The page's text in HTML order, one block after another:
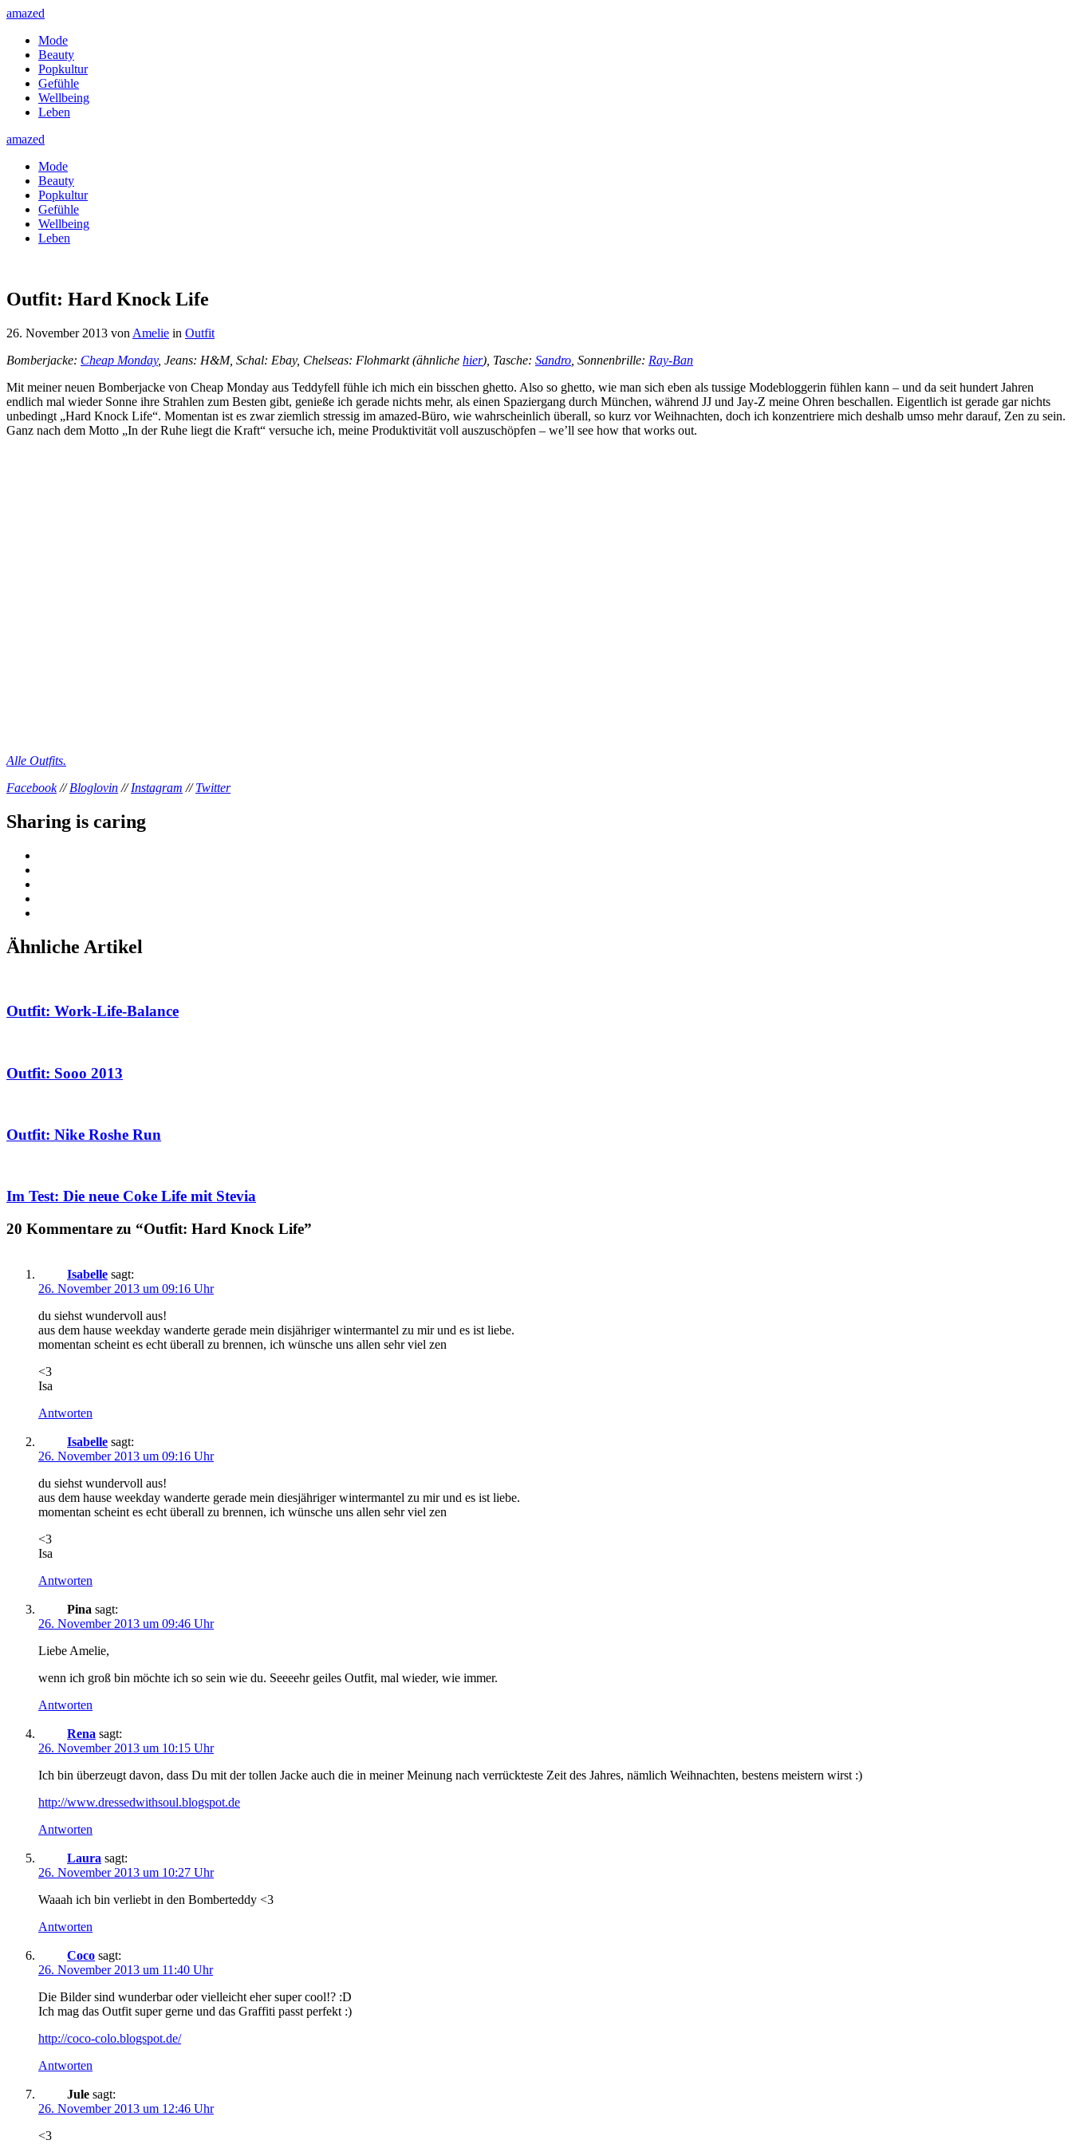
amazed
Mode
Beauty
Popkultur
Gefühle
Wellbeing
Leben
amazed
Mode
Beauty
Popkultur
Gefühle
Wellbeing
Leben
Outfit: Hard Knock Life
26. November 2013 von Amelie in Outfit
Bomberjacke: Cheap Monday, Jeans: H&M, Schal: Ebay, Chelseas: Flohmarkt (ähnliche hier), Tasche: Sandro , Sonnenbrille: Ray-Ban
Mit meiner neuen Bomberjacke von Cheap Monday aus Teddyfell fühle ich mich ein bisschen ghetto. Also so ghetto, wie man sich eben als tussige Modebloggerin fühlen kann – und da seit hundert Jahren
endlich mal wieder Sonne ihre Strahlen zum Besten gibt, genieße ich gerade nichts mehr, als einen Spaziergang durch München, während JJ und Jay-Z meine Ohren beschallen. Eigentlich ist gerade gar nichts
unbedingt „Hard Knock Life“. Momentan ist es zwar ziemlich stressig im amazed-Büro, wie wahrscheinlich überall, so kurz vor Weihnachten, doch ich konzentriere mich deshalb umso mehr darauf, Zen zu sein.
Ganz nach dem Motto „In der Ruhe liegt die Kraft“ versuche ich, meine Produktivität voll auszuschöpfen – we’ll see how that works out.
Alle Outfits.
Facebook//Bloglovin //Instagram //Twitter
Sharing is caring
Ähnliche Artikel
Outfit: Work-Life-Balance
Outfit: Sooo 2013
Outfit: Nike Roshe Run
Im Test: Die neue Coke Life mit Stevia
20 Kommentare zu “Outfit: Hard Knock Life”
Isabelle sagt:
26. November 2013 um 09:16 Uhr
du siehst wundervoll aus!
aus dem hause weekday wanderte gerade mein disjähriger wintermantel zu mir und es ist liebe.
momentan scheint es echt überall zu brennen, ich wünsche uns allen sehr viel zen
<3
Isa
Antworten
Isabelle sagt:
26. November 2013 um 09:16 Uhr
du siehst wundervoll aus!
aus dem hause weekday wanderte gerade mein diesjähriger wintermantel zu mir und es ist liebe.
momentan scheint es echt überall zu brennen, ich wünsche uns allen sehr viel zen
<3
Isa
Antworten
Pina sagt:
26. November 2013 um 09:46 Uhr
Liebe Amelie,
wenn ich groß bin möchte ich so sein wie du. Seeeehr geiles Outfit, mal wieder, wie immer.
Antworten
Rena sagt:
26. November 2013 um 10:15 Uhr
Ich bin überzeugt davon, dass Du mit der tollen Jacke auch die in meiner Meinung nach verrückteste Zeit des Jahres, nämlich Weihnachten, bestens meistern wirst :)
http://www.dressedwithsoul.blogspot.de
Antworten
Laura sagt:
26. November 2013 um 10:27 Uhr
Waaah ich bin verliebt in den Bomberteddy <3
Antworten
Coco sagt:
26. November 2013 um 11:40 Uhr
Die Bilder sind wunderbar oder vielleicht eher super cool!? :D
Ich mag das Outfit super gerne und das Graffiti passt perfekt :)
http://coco-colo.blogspot.de/
Antworten
Jule sagt:
26. November 2013 um 12:46 Uhr
<3